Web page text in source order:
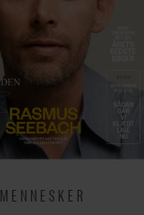
MENNESKER